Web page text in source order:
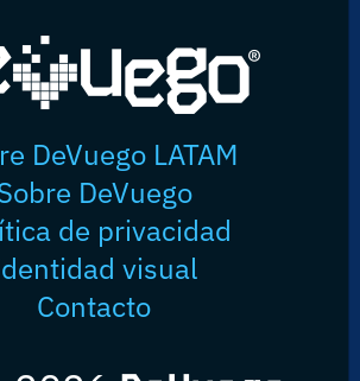
DeVuego LATAM
DeVuego
de privacidad
visual
Contacto